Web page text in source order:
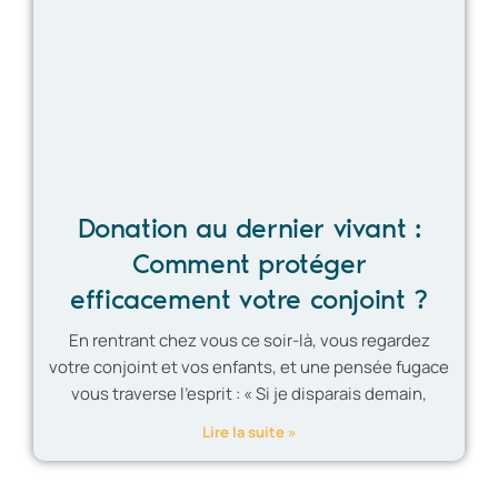
Donation au dernier vivant :
Comment protéger
efficacement votre conjoint ?
En rentrant chez vous ce soir-là, vous regardez
votre conjoint et vos enfants, et une pensée fugace
vous traverse l’esprit : « Si je disparais demain,
Lire la suite »